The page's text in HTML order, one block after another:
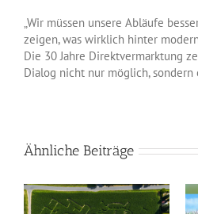
„Wir müssen unsere Abläufe
zeigen, was wirklich hinter
Die 30 Jahre Direktvermarktung
Dialog nicht nur möglich,
Ähnliche Beiträge